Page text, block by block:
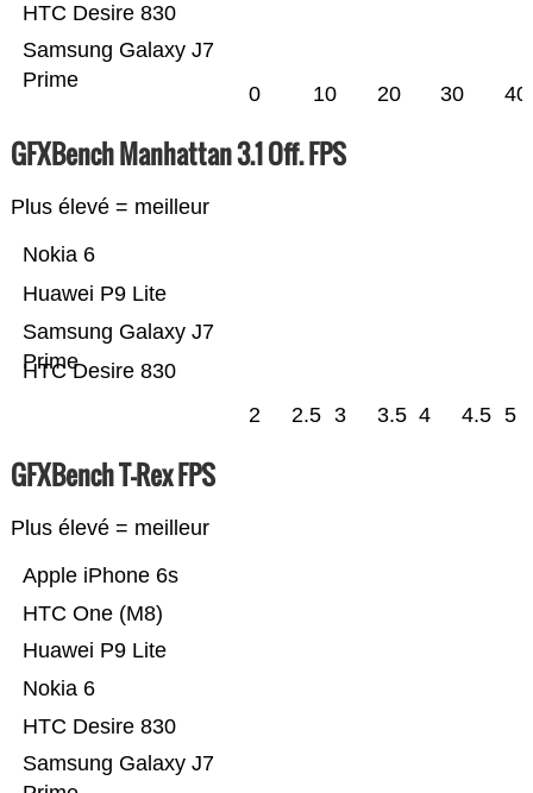
Samsung Galaxy J7
Prime
HTC Desire 830
0 10 20 30 40
GFXBench Manhattan 3.1 Off. FPS
Plus élevé = meilleur
HTC Desire 830
Samsung Galaxy J7
Prime
Huawei P9 Lite
Nokia 6
2 2.5 3 3.5 4 4.5 5
GFXBench T-Rex FPS
Plus élevé = meilleur
Samsung Galaxy J7
HTC Desire 830
Nokia 6
Huawei P9 Lite
HTC One (M8)
Apple iPhone 6s